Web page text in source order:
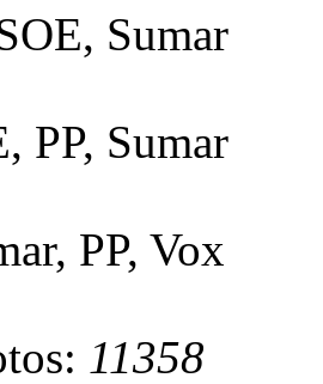
Sumar
PP, Sumar
PP, Vox
11358